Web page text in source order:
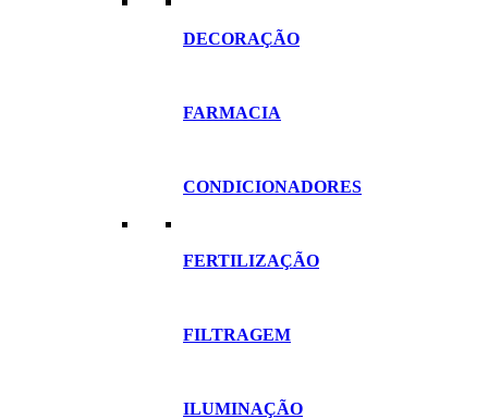
DECORAÇÃO
FARMACIA
CONDICIONADORES
FERTILIZAÇÃO
FILTRAGEM
ILUMINAÇÃO